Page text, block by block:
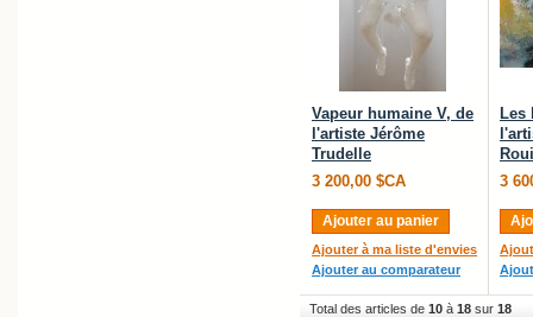
Vapeur humaine V, de
l'artiste Jérôme
Trudelle
3 200,00 $CA
Ajouter au panier
Ajouter à ma liste d'envies
Ajouter au comparateur
Les
3
Total des articles de 10 à 18 sur 18